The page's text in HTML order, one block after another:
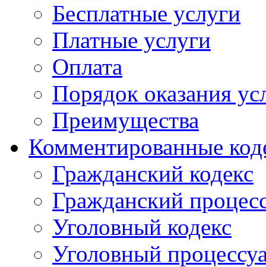
Бесплатные услуги
Платные услуги
Оплата
Порядок оказания
Преимущества
Комментированные
Гражданский кодекс
Гражданский
Уголовный кодекс
Уголовный